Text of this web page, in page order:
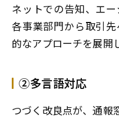
ネットでの告知、エ
各事業部門から取引
的なアプローチを展開
②多言語対応
つづく改良点が、通報